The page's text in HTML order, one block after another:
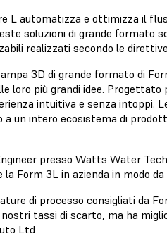
L automatizza e ottimizza il
soluzioni di grande
realizzati secondo le
3D di grande formato di
loro più grandi idee.
intuitiva e senza
a un intero ecosistema di
presso Watts Water
la Form 3L in azienda in modo
di processo consigliati da
tassi di scarto, ma ha
Ltd